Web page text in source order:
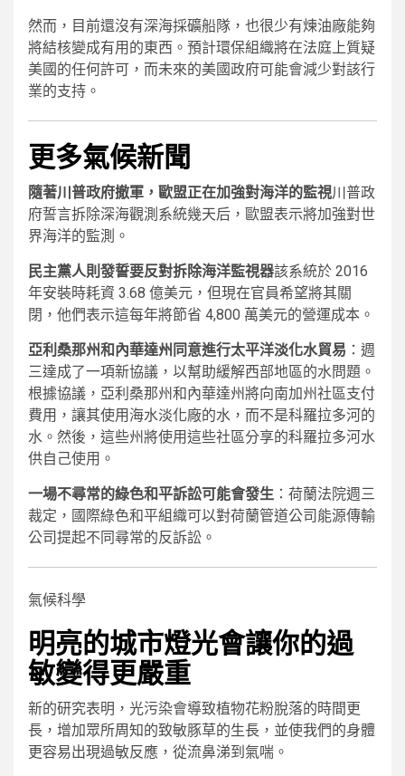
然而，目前還沒有深海採礦船隊，也很少有煉油廠能夠
將結核變成有用的東西。預計環保組織將在法庭上質疑
美國的任何許可，而未來的美國政府可能會減少對該行
業的支持。
更多氣候新聞
隨著川普政府撤軍，歐盟正在加強對海洋的監視川普政
府誓言拆除深海觀測系統幾天后，歐盟表示將加強對世
界海洋的監測。
民主黨人則發誓要反對拆除海洋監視器該系統於 2016
年安裝時耗資 3.68 億美元，但現在官員希望將其關
閉，他們表示這每年將節省 4,800 萬美元的營運成本。
亞利桑那州和內華達州同意進行太平洋淡化水貿易 ：週
三達成了一項新協議，以幫助緩解西部地區的水問題。
根據協議，亞利桑那州和內華達州將向南加州社區支付
費用，讓其使用海水淡化廠的水，而不是科羅拉多河的
水。然後，這些州將使用這些社區分享的科羅拉多河水
供自己使用。
一場不尋常的綠色和平訴訟可能會發生 ：荷蘭法院週三
裁定，國際綠色和平組織可以對荷蘭管道公司能源傳輸
公司提起不同尋常的反訴訟。
氣候科學
明亮的城市燈光會讓你的過
敏變得更嚴重
新的研究表明，光污染會導致植物花粉脫落的時間更
長，增加眾所周知的致敏豚草的生長，並使我們的身體
更容易出現過敏反應，從流鼻涕到氣喘。